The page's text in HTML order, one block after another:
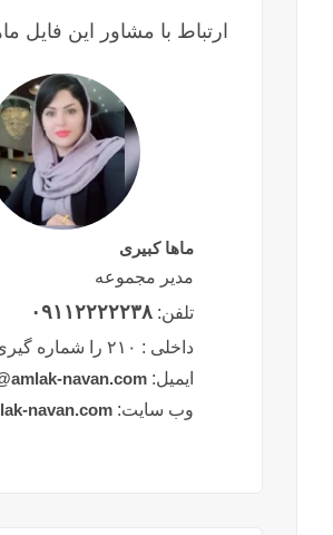
ارتباط با مشاور این فایل
ماها کبیری
مدیر مجموعه
تلفن: ۰۹۱۱۲۲۲۲۲۳۸
داخلی : ۲۱۰ را شماره گیری فرمائید
ایمیل: navan.com
وب سایت: navan.com